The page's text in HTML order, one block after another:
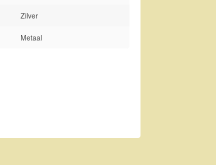
Zilver
Metaal